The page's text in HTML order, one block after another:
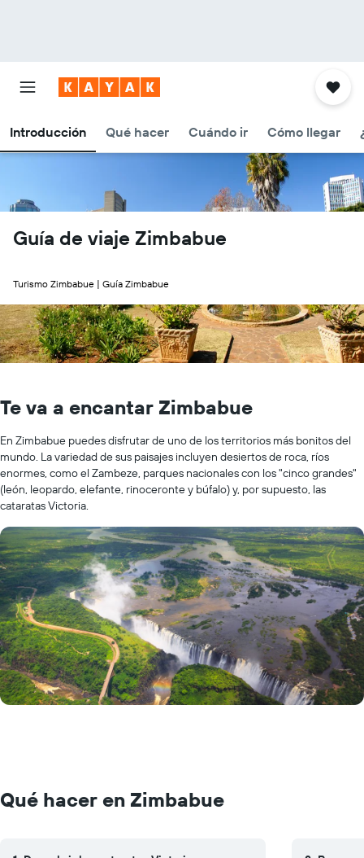
Introducción Qué hacer Cuándo ir Cómo llegar
Guía de viaje Zimbabue
Turismo Zimbabue | Guía Zimbabue
Te va a encantar Zimbabue
En Zimbabue puedes disfrutar de uno de los territorios más bonitos del
mundo. La variedad de sus paisajes incluyen desiertos de roca, ríos
enormes, como el Zambeze, parques nacionales con los "cinco grandes"
(león, leopardo, elefante, rinoceronte y búfalo) y, por supuesto, las
cataratas Victoria.
Qué hacer en Zimbabue